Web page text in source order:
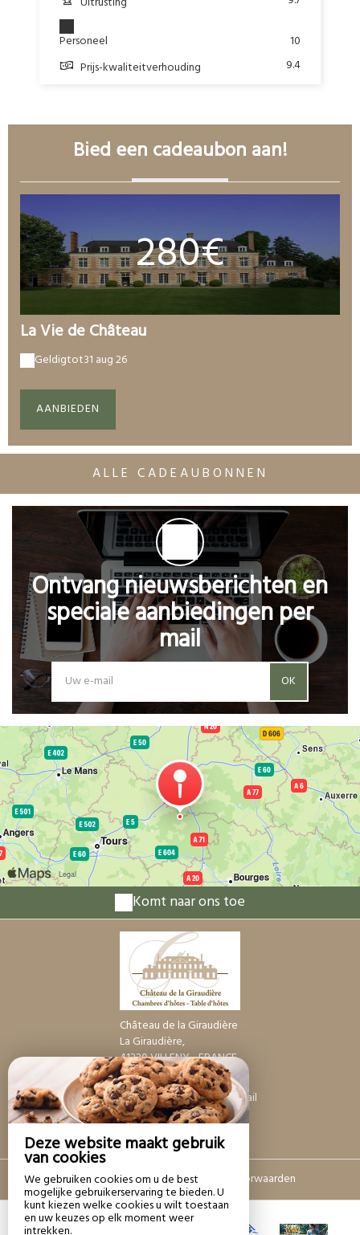
Deze website maakt gebruik
van cookies
We gebruiken cookies om u de best
mogelijke gebruikerservaring te bieden. U
kunt kiezen welke cookies u wilt toestaan
en uw keuzes op elk moment weer
Personeel
10
Prijs-kwaliteitverhouding
9.4
Bied een cadeaubon aan!
280€
La Vie de Château
Geldigtot31 aug 26
AANBIEDEN
ALLE CADEAUBONNEN
Ontvang nieuwsberichten en
speciale aanbiedingen per
mail
OK
Komt naar ons toe
Château de la Giraudière
La Giraudière,
41220 VILLENY - FRANCE
+33 6 37 21 34 85
Contact opnemen per e-mail
Disclaimer | Algemene verkoopvoorwaarden